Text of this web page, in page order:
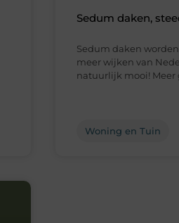
Sedum daken,
Sedum daken
meer wijken van
natuurlijk mooi!
Woning en Tuin